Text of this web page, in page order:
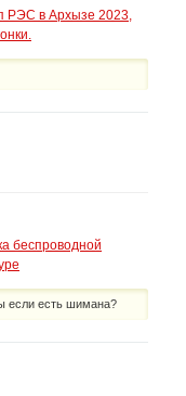
РЭС в Архызе 2023,
беспроводной
если есть шимана?